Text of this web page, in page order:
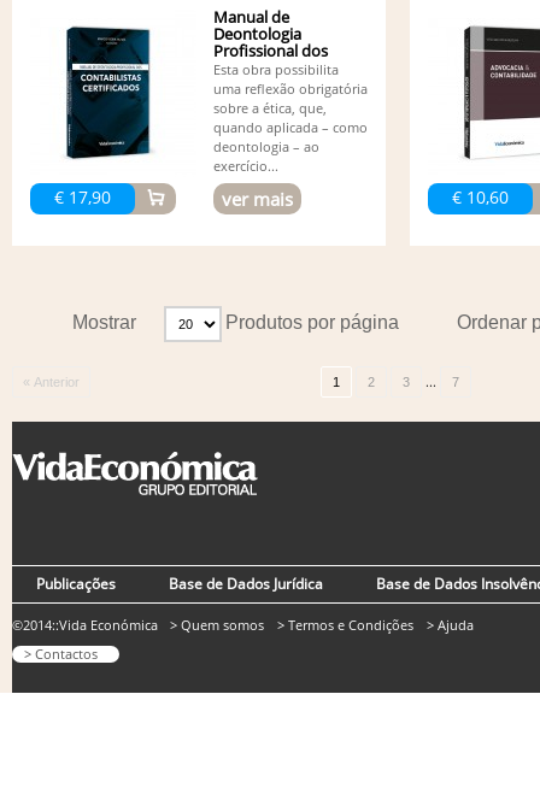
€ 17,90
Manual de
Deontologia
Profissional dos
Contabilistas...
Esta obra possibilita
uma reflexão obrigatória
sobre a ética, que,
quando aplicada – como
deontologia – ao
exercício...
ver mais € 10,60
Ordenar
Mostrar Produtos por página
« Anterior 1 2 3 ... 7
Publicações Base de Dados Jurídica Base de Dados
©2014::Vida Económica
> Contactos
> Quem somos > Termos e Condições > Ajuda